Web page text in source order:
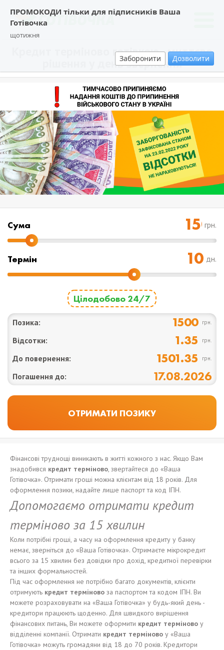
ПРОМОКОДИ тільки для підписників Ваша
Готівочка
щотижня
Заборонити Дозволити
Кредит терміново готівкою - миттєве
рішення у день звернення
Cума грн.
Термін дн.
Цілодобово 24/7
Позика: 1500 грн.
Відсотки: 1.35 грн.
До повернення: 1501.35 грн.
Погашення до: 17.08.2026
Фінансові труднощі виникають в житті кожного з нас. Якщо Вам
знадобився кредит терміново, звертайтеся до «Ваша
Готівочка». Отримати гроші можна клієнтам від 18 років. Для
оформлення позики, надайте лише паспорт та код ІПН.
Допомогаємо отримати кредит
терміново за 15 хвилин
Коли потрібні гроші, а часу на оформлення кредиту у банку
немає, зверніться до «Ваша Готівочка». Отримаєте мікрокредит
всього за 15 хвилин без довідки про дохід, кредитної перевірки
та інших формальностей.
Під час оформлення не потрібно багато документів, клієнти
отримують кредит терміново за паспортом та кодом ІПН. Ви
можете розраховувати на «Ваша Готівочка» у будь-який день -
кредитори працюють щоденно. Для швидкого вирішення
фінансових питань, Ви можете оформити кредит терміново у
відділенні компанії. Отримати кредит терміново у «Ваша
Готівочка» можуть громадяни від 18 до 70 років. Кредитори